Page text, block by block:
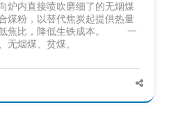
内直接喷吹磨细了的无烟煤
煤粉，以替代焦炭起提供热量
低焦比，降低生铁成本。 一
无烟煤、贫煤、